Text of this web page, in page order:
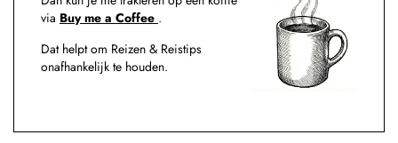
via Buy me a Coffee .
Dat helpt om Reizen & Reistips
onafhankelijk te houden.